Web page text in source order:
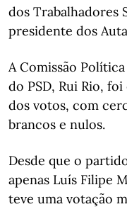
dos Trabalhadores
presidente dos
A Comissão
do PSD, Rui Rio,
dos votos, com
brancos e nulos.
Desde que o
apenas Luís Filipe
teve uma votação